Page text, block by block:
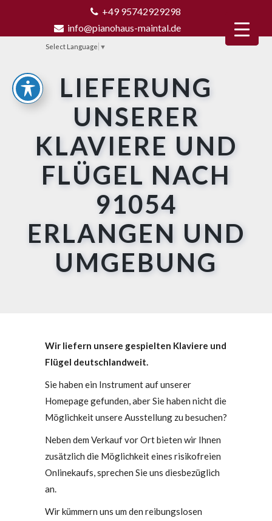
+49 95742929298
info@pianohaus-maintal.de
Select Language ▼
LIEFERUNG
UNSERER
KLAVIERE UND
FLÜGEL NACH
91054
ERLANGEN UND
UMGEBUNG
Wir liefern unsere gespielten Klaviere und
Flügel deutschlandweit.
Sie haben ein Instrument auf unserer
Homepage gefunden, aber Sie haben nicht die
Möglichkeit unsere Ausstellung zu besuchen?
Neben dem Verkauf vor Ort bieten wir Ihnen
zusätzlich die Möglichkeit eines risikofreien
Onlinekaufs, sprechen Sie uns diesbezüglich
an.
Wir kümmern uns um den reibungslosen